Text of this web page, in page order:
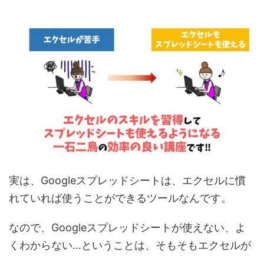
実は、Googleスプレッドシートは、エクセルに慣
れていれば使うことができるツールなんです。
なので、Googleスプレッドシートが使えない、よ
くわからない…ということは、そもそもエクセルが